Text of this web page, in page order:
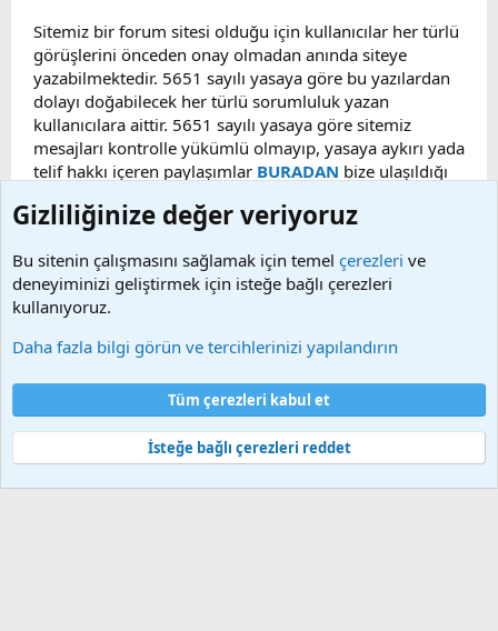
Sitemiz bir forum sitesi olduğu için kullanıcılar her türlü
görüşlerini önceden onay olmadan anında siteye
yazabilmektedir. 5651 sayılı yasaya göre bu yazılardan
dolayı doğabilecek her türlü sorumluluk yazan
kullanıcılara aittir. 5651 sayılı yasaya göre sitemiz
mesajları kontrolle yükümlü olmayıp, yasaya aykırı yada
telif hakkı içeren paylaşımlar BURADAN bize ulaşıldığı
kaldırılacaktır. Sitemizde Bulunan Videolar YouTube,
alınmaktadır. Telif hakları sorumluluğu bu sitelere aittir.
Videoların hiç biri sunucularımızda bulunmamaktadır.
Şartlar ve kurallar Gizlilik politikası
Ana sayfa
Community platform by XenForo® © 2010-2025 XenForo Ltd.
Bu forum XenGenTr © 2014 - 2026 ürünleri ile desteklenmektedir
Gizliliğinize değer veriyoruz
Bu sitenin çalışmasını sağlamak için temel çerezleri ve
deneyiminizi geliştirmek için isteğe bağlı çerezleri
kullanıyoruz.
Daha fazla bilgi görün ve tercihlerinizi yapılandırın
Tüm çerezleri kabul et
İsteğe bağlı çerezleri reddet